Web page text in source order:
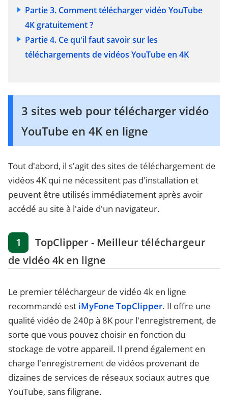
Partie 3. Comment télécharger vidéo YouTube
4K gratuitement ?
Partie 4. Ce qu'il faut savoir sur les
téléchargements de vidéos YouTube en 4K
3 sites web pour télécharger vidéo
YouTube en 4K en ligne
Tout d'abord, il s'agit des sites de téléchargement de
vidéos 4K qui ne nécessitent pas d'installation et
peuvent être utilisés immédiatement après avoir
accédé au site à l'aide d'un navigateur.
1
TopClipper - Meilleur téléchargeur
de vidéo 4k en ligne
Le premier téléchargeur de vidéo 4k en ligne
recommandé est iMyFone TopClipper. Il offre une
qualité vidéo de 240p à 8K pour l'enregistrement, de
sorte que vous pouvez choisir en fonction du
stockage de votre appareil. Il prend également en
charge l'enregistrement de vidéos provenant de
dizaines de services de réseaux sociaux autres que
YouTube, sans filigrane.